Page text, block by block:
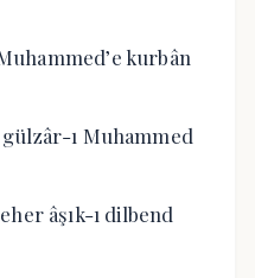
kurbân
ı Muhammed
âşık-ı dilbend